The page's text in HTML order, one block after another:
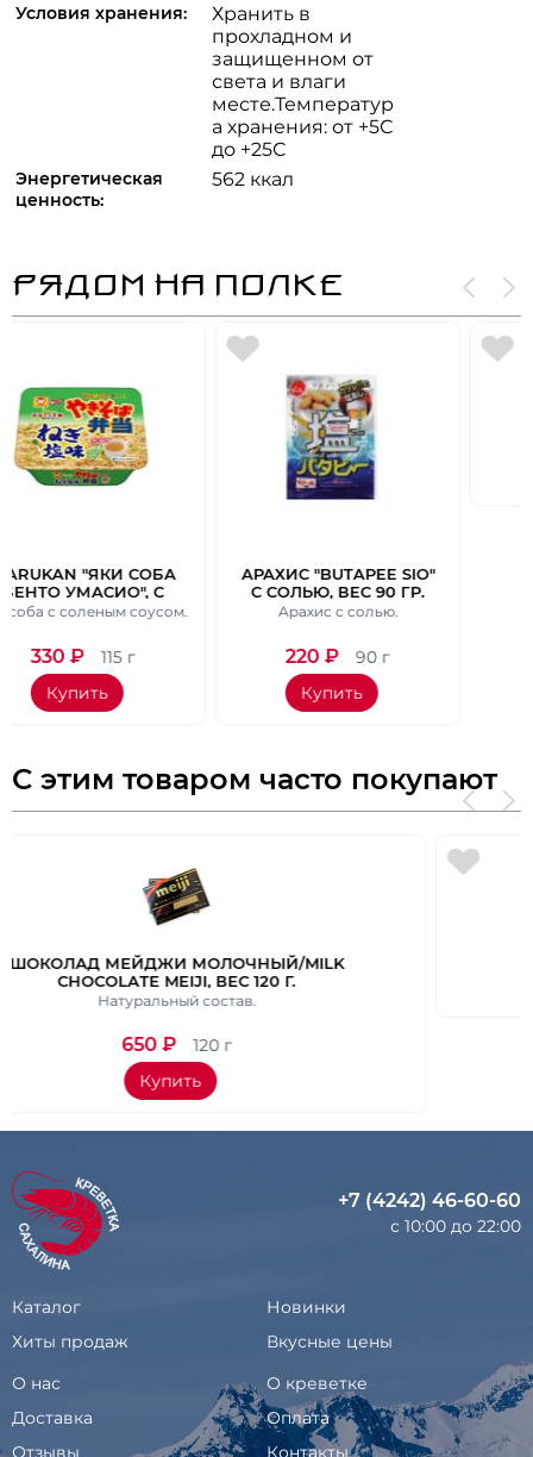
Условия хранения:
Хранить в
прохладном и
защищенном от
света и влаги
месте.Температур
а хранения: от +5С
до +25С
Энергетическая
ценность:
562 ккал
РЯДОМ НА ПОЛКЕ
И
АРАХИС "BUTAPEE SIO"
С СОЛЬЮ, ВЕС 90 ГР.
Арахис с солью.
220
КОНФЕТЫ
ШОКОЛАДНЫЕ
BOURBON MINI BIT
5 видов шоколада.
420
С этим товаром часто покупают
ШОКОЛАД АЛМОНД/ALMOND, 88 ГР.
+7 (4242) 46-60-60
с 10:00 до 22:00
Каталог
Новинки
Хиты продаж
Вкусные цены
О нас
О креветке
Доставка
Оплата